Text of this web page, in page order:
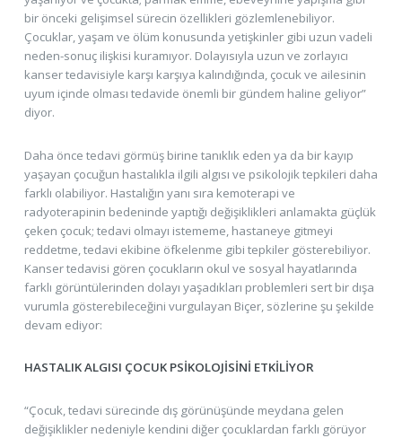
bir önceki gelişimsel sürecin özellikleri gözlemlenebiliyor.
Çocuklar, yaşam ve ölüm konusunda yetişkinler gibi uzun vadeli
neden-sonuç ilişkisi kuramıyor. Dolayısıyla uzun ve zorlayıcı
kanser tedavisiyle karşı karşıya kalındığında, çocuk ve ailesinin
uyum içinde olması tedavide önemli bir gündem haline geliyor”
diyor.
Daha önce tedavi görmüş birine tanıklık eden ya da bir kayıp
yaşayan çocuğun hastalıkla ilgili algısı ve psikolojik tepkileri daha
farklı olabiliyor. Hastalığın yanı sıra kemoterapi ve
radyoterapinin bedeninde yaptığı değişiklikleri anlamakta güçlük
çeken çocuk; tedavi olmayı istememe, hastaneye gitmeyi
reddetme, tedavi ekibine öfkelenme gibi tepkiler gösterebiliyor.
Kanser tedavisi gören çocukların okul ve sosyal hayatlarında
farklı görüntülerinden dolayı yaşadıkları problemleri sert bir dışa
vurumla gösterebileceğini vurgulayan Biçer, sözlerine şu şekilde
devam ediyor:
HASTALIK ALGISI ÇOCUK PSİKOLOJİSİNİ ETKİLİYOR
“Çocuk, tedavi sürecinde dış görünüşünde meydana gelen
değişiklikler nedeniyle kendini diğer çocuklardan farklı görüyor